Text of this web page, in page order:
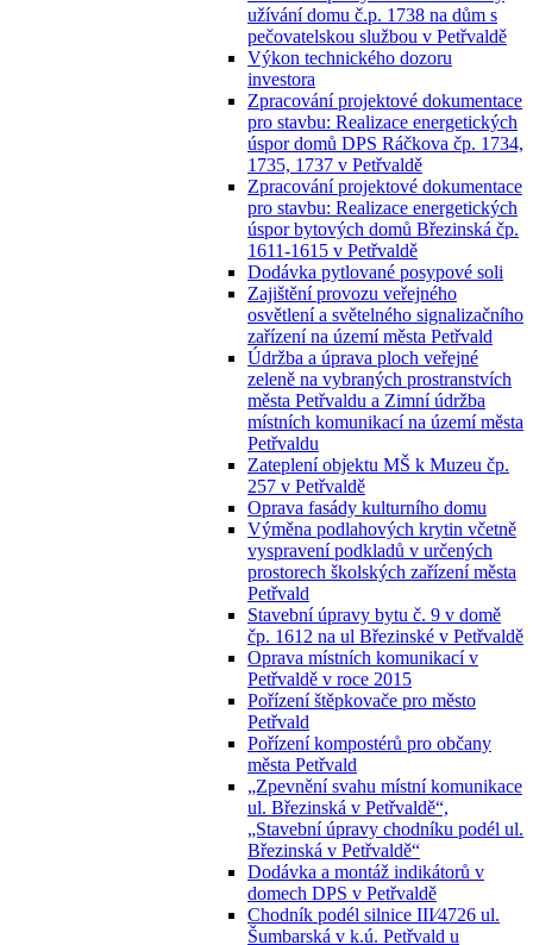
užívání domu č.p. 1738 na dům s
pečovatelskou službou v Petřvaldě
Výkon technického dozoru
investora
Zpracování projektové dokumentace
pro stavbu: Realizace energetických
úspor domů DPS Ráčkova čp. 1734,
1735, 1737 v Petřvaldě
Zpracování projektové dokumentace
pro stavbu: Realizace energetických
úspor bytových domů Březinská čp.
1611-1615 v Petřvaldě
Dodávka pytlované posypové soli
Zajištění provozu veřejného
osvětlení a světelného signalizačního
zařízení na území města Petřvald
Údržba a úprava ploch veřejné
zeleně na vybraných prostranstvích
města Petřvaldu a Zimní údržba
místních komunikací na území města
Petřvaldu
Zateplení objektu MŠ k Muzeu čp.
257 v Petřvaldě
Oprava fasády kulturního domu
Výměna podlahových krytin včetně
vyspravení podkladů v určených
prostorech školských zařízení města
Petřvald
Stavební úpravy bytu č. 9 v domě
čp. 1612 na ul Březinské v Petřvaldě
Oprava místních komunikací v
Petřvaldě v roce 2015
Pořízení štěpkovače pro město
Petřvald
Pořízení kompostérů pro občany
města Petřvald
„Zpevnění svahu místní komunikace
ul. Březinská v Petřvaldě“,
„Stavební úpravy chodníku podél ul.
Březinská v Petřvaldě“
Dodávka a montáž indikátorů v
domech DPS v Petřvaldě
Chodník podél silnice III⁄4726 ul.
Šumbarská v k.ú. Petřvald u